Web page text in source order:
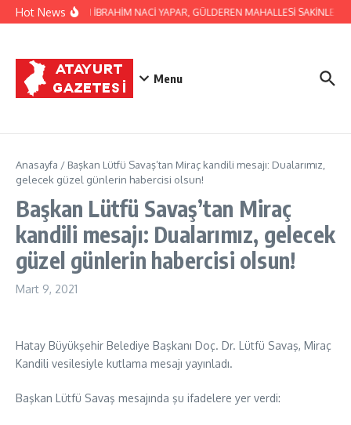
İçeriğe atla
Hot NewsBAŞKAN İBRAHİM NACİ YAPAR, GÜLDEREN MAHALLESİ
Menu
Anasayfa / Başkan Lütfü Savaş’tan Miraç kandili mesajı: Dualarımız,
gelecek güzel günlerin habercisi olsun!
Başkan Lütfü Savaş’tan Miraç
kandili mesajı: Dualarımız, gelecek
güzel günlerin habercisi olsun!
Mart 9, 2021
Hatay Büyükşehir Belediye Başkanı Doç. Dr. Lütfü Savaş, Miraç
Kandili vesilesiyle kutlama mesajı yayınladı.
Başkan Lütfü Savaş mesajında şu ifadelere yer verdi: